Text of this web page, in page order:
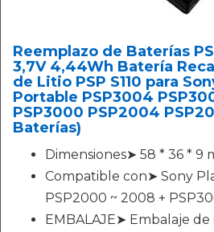
Reemplazo de Baterías
3,7V 4,44Wh Batería
de Litio PSP S110 para
Portable PSP3004
PSP3000 PSP2004
Baterías)
Dimensiones➤ 58 * 36 * 9
Compatible con➤ Sony
PSP2000 ~ 2008 +
EMBALAJE➤ Embalaje